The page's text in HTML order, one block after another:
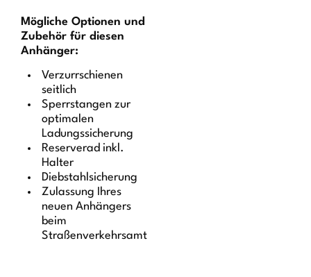
Mögliche Optionen und
Zubehör für diesen
Anhänger:
Verzurrschienen
seitlich
Sperrstangen zur
optimalen
Ladungssicherung
Reserverad inkl.
Halter
Diebstahlsicherung
Zulassung Ihres
neuen Anhängers
beim
Straßenverkehrsamt